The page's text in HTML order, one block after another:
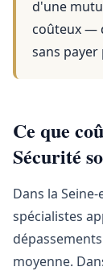
d'une
coûteux —
sans payer
Ce que
Sécurité
Dans la
spécialistes
moyenne.